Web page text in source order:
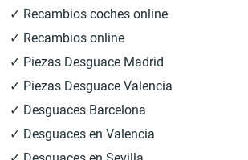
✓ Recambios coches online
✓ Recambios online
✓ Piezas Desguace Madrid
✓ Piezas Desguace Valencia
✓ Desguaces Barcelona
✓ Desguaces en Valencia